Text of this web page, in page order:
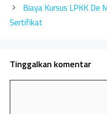
Biaya Kursus LPKK De
Sertifikat
Tinggalkan komentar